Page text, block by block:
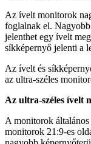
Az ívelt monitorok
foglalnak el. Nagyobb
jelenthet egy ívelt
síkképernyő jelenti a
Az ívelt és
az ultra-széles
Az ultra-széles ívelt
A monitorok
monitorok 21:9-es